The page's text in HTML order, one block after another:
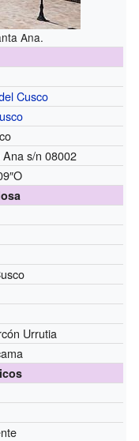
Ana.
Cusco
s/n 08002
Urrutia